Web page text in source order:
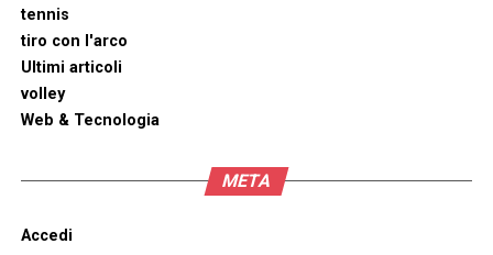
tennis
tiro con l'arco
Ultimi articoli
volley
Web & Tecnologia
META
Accedi